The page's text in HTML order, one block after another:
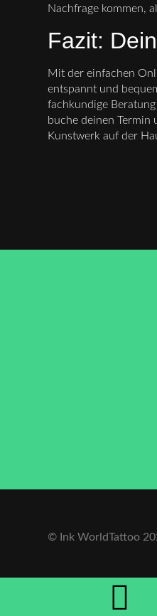
Nachfrage kommen,
Fazit:
Mit der einfachen
entspannt und
fachkundige
buche deinen
Kunstwerk auf der
© Ink WorldTattoo